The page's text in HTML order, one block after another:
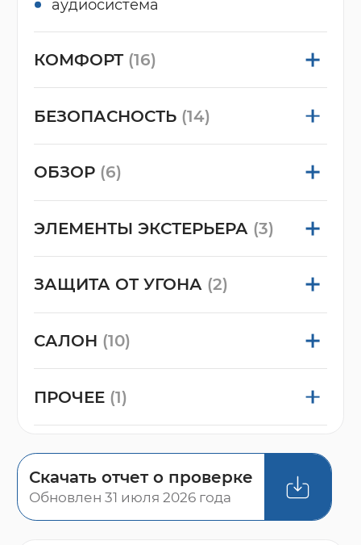
аудиосистема
КОМФОРТ (16)
БЕЗОПАСНОСТЬ (14)
ОБЗОР (6)
ЭЛЕМЕНТЫ ЭКСТЕРЬЕРА (3)
ЗАЩИТА ОТ УГОНА (2)
САЛОН (10)
ПРОЧЕЕ (1)
Скачать отчет о проверке
Обновлен 31 июля 2026 года